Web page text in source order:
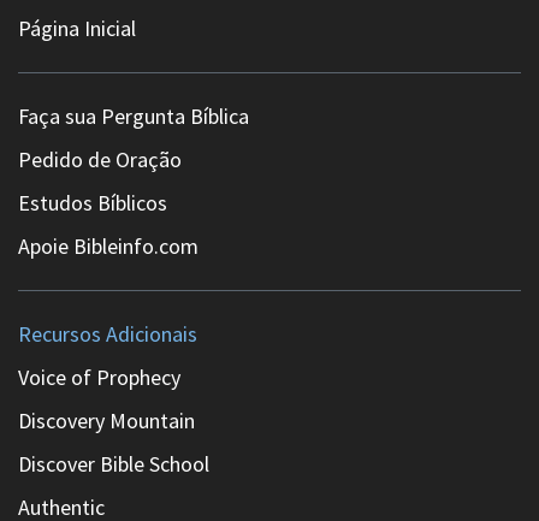
Página Inicial
Faça sua Pergunta Bíblica
Pedido de Oração
Estudos Bíblicos
Apoie Bibleinfo.com
Recursos Adicionais
Voice of Prophecy
Discovery Mountain
Discover Bible School
Authentic